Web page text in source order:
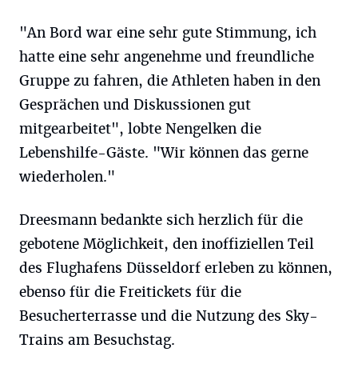
"An Bord war eine sehr gute Stimmung, ich
hatte eine sehr angenehme und freundliche
Gruppe zu fahren, die Athleten haben in den
Gesprächen und Diskussionen gut
mitgearbeitet", lobte Nengelken die
Lebenshilfe-Gäste. "Wir können das gerne
wiederholen."
Dreesmann bedankte sich herzlich für die
gebotene Möglichkeit, den inoffiziellen Teil
des Flughafens Düsseldorf erleben zu können,
ebenso für die Freitickets für die
Besucherterrasse und die Nutzung des Sky-
Trains am Besuchstag.